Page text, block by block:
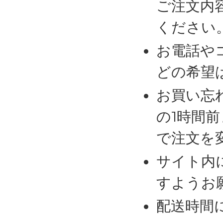
ご注文内
ください
お電話や
どの希望
お買い忘
の1時間
で注文を
サイト内
すようお
配送時間